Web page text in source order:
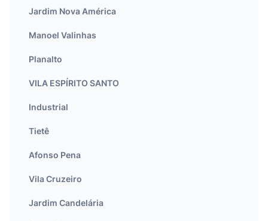
Jardim Nova América
Manoel Valinhas
Planalto
VILA ESPÍRITO SANTO
Industrial
Tietê
Afonso Pena
Vila Cruzeiro
Jardim Candelária